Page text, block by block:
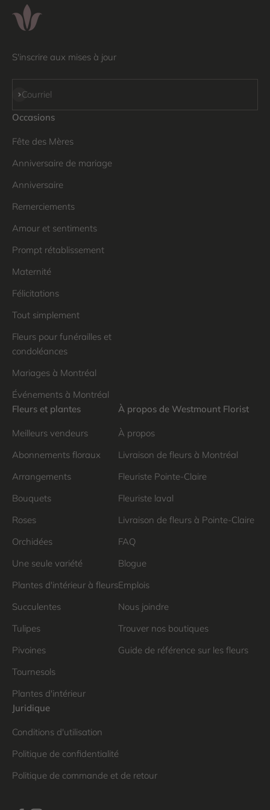
S'inscrire aux mises à jour
Courriel
S'inscrire
Occasions
Fête des Mères
Anniversaire de mariage
Anniversaire
Remerciements
Amour et sentiments
Prompt rétablissement
Maternité
Félicitations
Tout simplement
Fleurs pour funérailles et
condoléances
Mariages à Montréal
Événements à Montréal
Fleurs et plantes
Meilleurs vendeurs
Abonnements floraux
Arrangements
Bouquets
Roses
Orchidées
Une seule variété
Plantes d'intérieur à fleurs
Succulentes
Tulipes
Pivoines
Tournesols
Plantes d'intérieur
À propos de Westmount Florist
À propos
Livraison de fleurs à Montréal
Fleuriste Pointe-Claire
Fleuriste laval
Livraison de fleurs à Pointe-Claire
FAQ
Blogue
Emplois
Nous joindre
Trouver nos boutiques
Guide de référence sur les fleurs
Juridique
Conditions d'utilisation
Politique de confidentialité
Politique de commande et de retour